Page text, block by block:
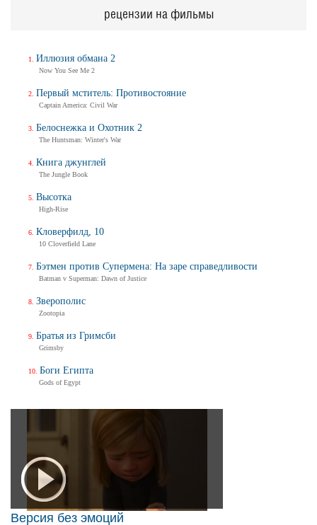
Версия без эмоций
рецензии на фильмы
Иллюзия обмана 2
Now You See Me 2
Первый мститель: Противостояние
Captain America: Civil War
Белоснежка и Охотник 2
The Huntsman: Winter's War
Книга джунглей
The Jungle Book
Высотка
High-Rise
Кловерфилд, 10
10 Cloverfield Lane
Бэтмен против Супермена: На заре справедливости
Batman v Superman: Dawn of Justice
Зверополис
Zootopia
Братья из Гримсби
Grimsby
Боги Египта
Gods of Egypt